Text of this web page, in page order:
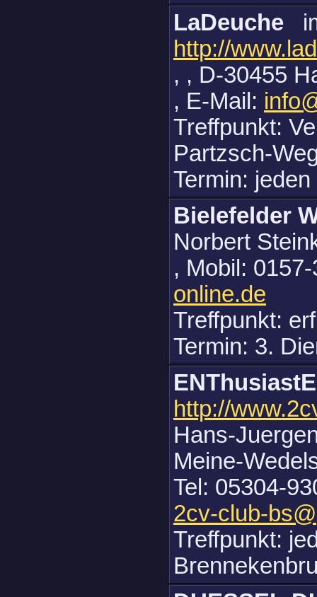
LaDeuche
http://
, , D-30455
, E-Mail:
Treffpunkt:
Partzsch-
Termin:
Bielefelder
Norbert
, Mobil:
online.de
Treffpunkt:
Termin: 3.
http://
Hans-
Meine-
Tel: 05304-
2cv-club-
Treffpunkt: